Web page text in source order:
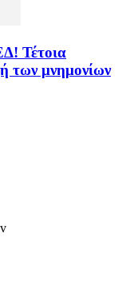
Τέτοια
των μνημονίων